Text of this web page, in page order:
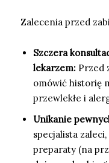
Zalecenia przed
Szczera
lekarzem: Przed
omówić historię
przewlekłe i
Unikanie
specjalista
preparaty (na